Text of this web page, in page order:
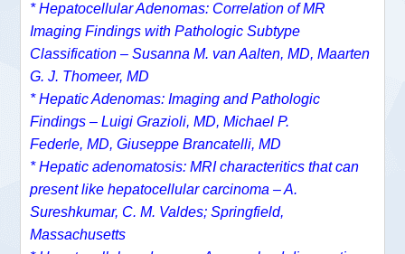
*Hepatocellular Adenomas: Correlation of MR
Imaging Findings with Pathologic Subtype
Classification –Susanna M. van Aalten, MD,Maarten
G. J. Thomeer, MD
*Hepatic Adenomas: Imaging and Pathologic
Findings –Luigi Grazioli, MD,Michael P.
Federle, MD,Giuseppe Brancatelli, MD
* Hepatic adenomatosis: MRI characteritics that can
present like hepatocellular carcinoma – A.
Sureshkumar, C. M. Valdes; Springfield,
Massachusetts